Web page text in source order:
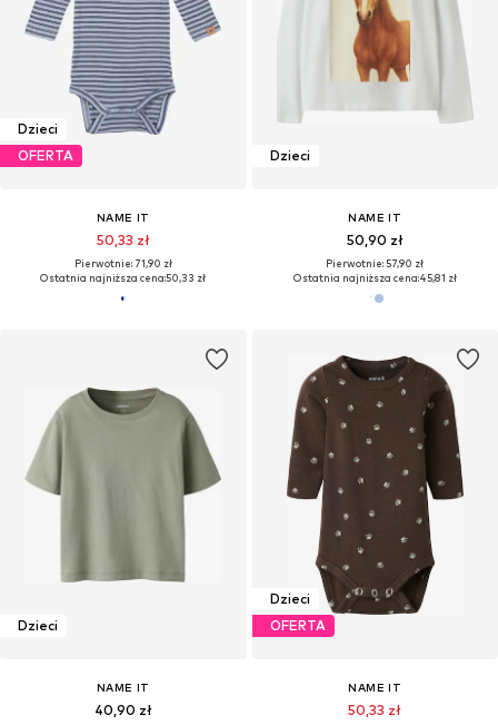
Dzieci
OFERTA
NAME IT
50,33 zł
Pierwotnie: 71,90 zł
Ostatnia najniższa cena:50,33 zł
Dzieci
NAME IT
50,90 zł
Pierwotnie: 57,90 zł
Ostatnia najniższa cena:45,81 zł
Dzieci
NAME IT
40,90 zł
Dzieci
OFERTA
NAME IT
50,33 zł